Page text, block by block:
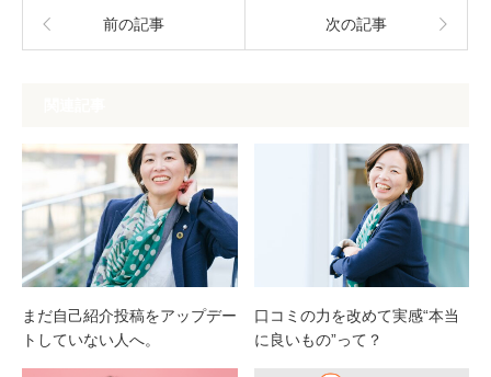
前の記事 次の記事
まだ自己紹介投稿をアップデー
トしていない人へ。
口コミの力を改めて実感“本当
に良いもの”って？